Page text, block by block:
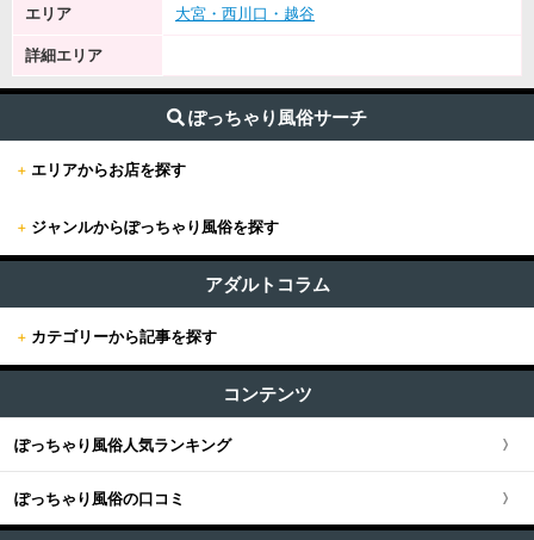
エリア 大宮・西川口・越谷
詳細エリア
ぽっちゃり風俗サーチ
+ エリアからお店を探す
+東京
東京全域
新宿・歌舞伎町・新大久保・高田馬場
池袋・大塚・巣鴨
五反田・品川・渋谷・蒲田
関東版TOP
埼玉県
神奈川県
+関西
関西全域
大阪府
東海・北陸・甲信越版TOP
東海・北陸・甲信越全域
+ ジャンルからぽっちゃり風俗を探す
ソープ (0)
ピンサロ (1)
アダルトコラム
+ カテゴリーから記事を探す
コンテンツ
ぽっちゃり風俗人気ランキング
ぽっちゃり風俗の口コミ